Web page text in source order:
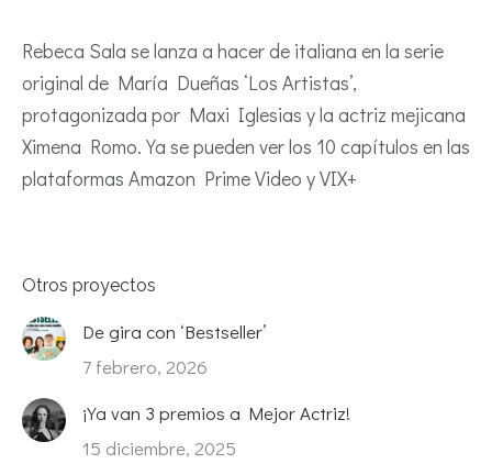
Rebeca Sala se lanza a hacer de italiana en la serie
original de María Dueñas ‘Los Artistas’,
protagonizada por Maxi Iglesias y la actriz mejicana
Ximena Romo. Ya se pueden ver los 10 capítulos en las
plataformas Amazon Prime Video y VIX+
Otros proyectos
De gira con ‘Bestseller’
7 febrero, 2026
¡Ya van 3 premios a Mejor Actriz!
15 diciembre, 2025